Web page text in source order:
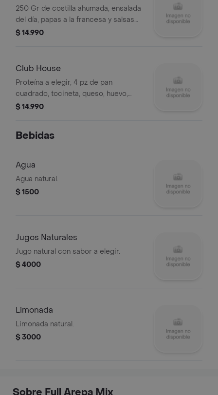
250 Gr de costilla ahumada, ensalada
del día, papas a la francesa y salsas
de la casa.
$ 14.990
Club House
Proteína a elegir, 4 pz de pan
cuadrado, tocineta, queso, huevo,
jamón, tomate, lechuga, papa
$ 14.990
Bebidas
Agua
Agua natural.
$ 1500
Jugos Naturales
Jugo natural con sabor a elegir.
$ 4000
Limonada
Limonada natural.
$ 3000